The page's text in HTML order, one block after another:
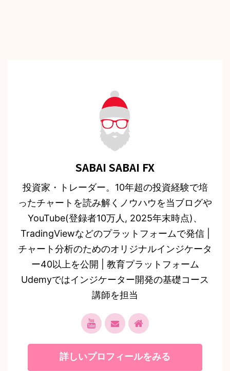
SABAI SABAI FX
投資家・トレーダー。10年超の投資経験で培
ったチャートを読み解くノウハウを当ブログや
YouTube(登録者10万人, 2025年末時点)、
TradingViewなどのプラットフォームで発信 |
チャート分析のためのオリジナルインジケータ
ー40以上を公開 | 教育プラットフォーム
Udemyではインジケーター開発の基礎コース
講師を担当
詳しいプロフィールをみる